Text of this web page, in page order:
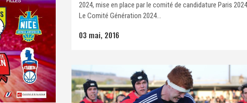
2024, mise en place par le comité de candidature Paris
Le Comité Génération 2024...
03 mai, 2016